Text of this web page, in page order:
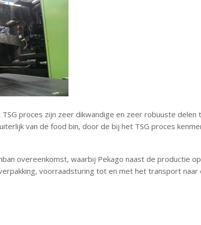
proces zijn zeer dikwandige en zeer robuuste
van de food bin, door de bij het TSG proces
overeenkomst, waarbij Pekago naast de productie
voorraadsturing tot en met het transport naar